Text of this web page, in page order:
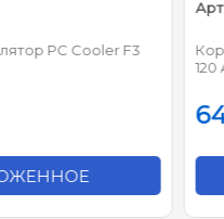
PC Cooler F3
Артикул:
120
640